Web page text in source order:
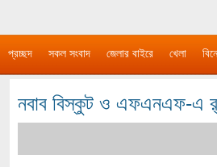
প্রচ্ছদ সকল সংবাদ জেলার বাইরে খেলা
নবাব বিস্কুট ও এফএনএফ-এ